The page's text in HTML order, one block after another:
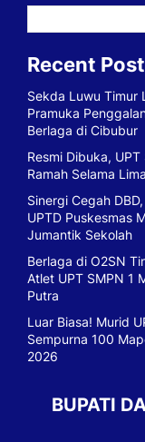
Recent
Sekda Luwu Timur
Pramuka
Berlaga di Cibubur
Resmi Dibuka,
Ramah Selama
Sinergi Cegah
UPTD Puskesmas
Jumantik Sekolah
Berlaga di O2SN
Atlet UPT SMPN 1
Putra
Luar Biasa! Murid
Sempurna 100
2026
BUPATI